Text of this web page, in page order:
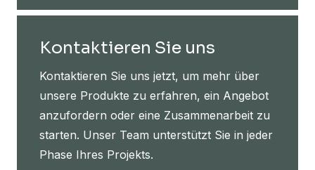
Kontaktieren Sie uns
Kontaktieren Sie uns jetzt, um mehr über
unsere Produkte zu erfahren, ein Angebot
anzufordern oder eine Zusammenarbeit zu
starten. Unser Team unterstützt Sie in jeder
Phase Ihres Projekts.